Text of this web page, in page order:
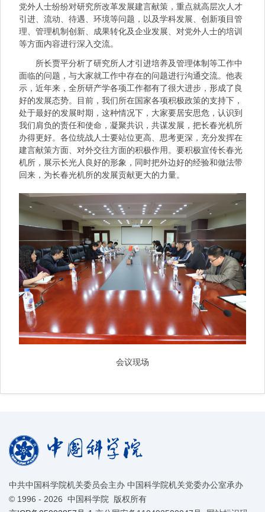
党外人士纷纷对研究所改革发展建言献策，重点就高层次人才
引进、流动、待遇、环境等问题，以及学科发展、创新项目管
理、管理机制创新、成果转化及企业发展、对党外人士的培训
等方面内容进行深入交流。
所长贾平分析了研究所人才引进培养及管理体制等工作中
面临的问题，与大家就工作中存在的问题进行沟通交流。他表
示，近年来，全所研产学各项工作都有了很大进步，形成了良
好的发展态势。目前，我们所在国家各项积极政策的支持下，
处于最好的发展时期，这种情况下，大家要居安思危，认识到
我们肩负的责任和使命，凝聚共识，共谋发展，把长春光机所
办得更好。各位统战人士要站位更高、思考更深，充分发挥在
建言献策方面、对外交往方面的积极作用。要积极宣传长春光
机所，展示长光人良好的形象，同时把外边好的经验和做法带
回来，为长春光机所的发展贡献更大的力量。
会议现场
中共中国科学院机关委员会主办 中国科学院机关党委办公室承办
© 1996 - 2026 中国科学院 版权所有